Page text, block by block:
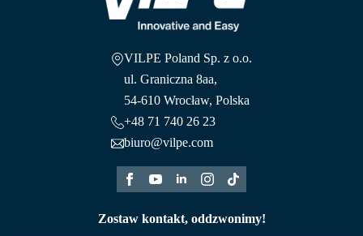
VILPE Poland Sp. z o.o.
ul. Graniczna 8aa,
54-610 Wrocław, Polska
+48 71 740 26 23
biuro@vilpe.com
Zostaw kontakt, oddzwonimy!